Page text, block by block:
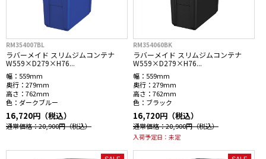
RM354007BL
ラバーメイド スリムジムコンテナ
W559×D279×H76...
幅： 559mm
奥行： 279mm
高さ： 762mm
色： ダークブルー
16,720円（税込）
通常価格：20,900円（税込）
RM354060BK
ラバーメイド スリムジムコンテナ
W559×D279×H76...
幅： 559mm
奥行： 279mm
高さ： 762mm
色： ブラック
16,720円（税込）
通常価格：20,900円（税込）
入荷予定日： 未定